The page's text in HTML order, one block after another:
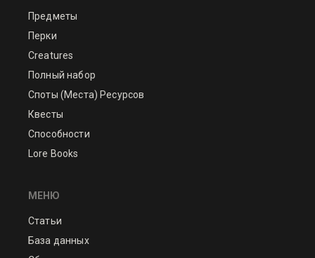
Предметы
Перки
Creatures
Полный набор
Споты (Места) Ресурсов
Квесты
Способности
Lore Books
МЕНЮ
Статьи
База данных